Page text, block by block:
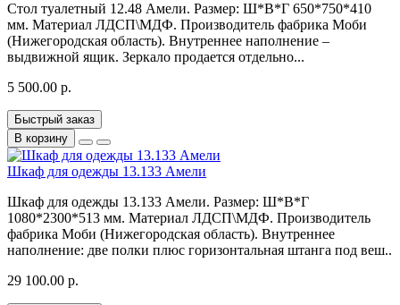
Стол туалетный 12.48 Амели. Размер: Ш*В*Г 650*750*410
мм. Материал ЛДСП\МДФ. Производитель фабрика Моби
(Нижегородская область). Внутреннее наполнение –
выдвижной ящик. Зеркало продается отдельно...
5 500.00 р.
Быстрый заказ
В корзину
Шкаф для одежды 13.133 Амели
Шкаф для одежды 13.133 Амели. Размер: Ш*В*Г
1080*2300*513 мм. Материал ЛДСП\МДФ. Производитель
фабрика Моби (Нижегородская область). Внутреннее
наполнение: две полки плюс горизонтальная штанга под веш..
29 100.00 р.